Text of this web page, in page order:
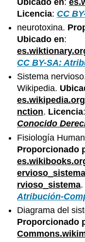
Licencia: CC
neurotoxina.
Ubicado en:
CC BY-SA:
Sistema
Wikipedia.
nction. Licencia
Conocido
Fisiología
Proporcionado
rvioso_sistema.
Atribución-
Diagrama del
Proporcionado